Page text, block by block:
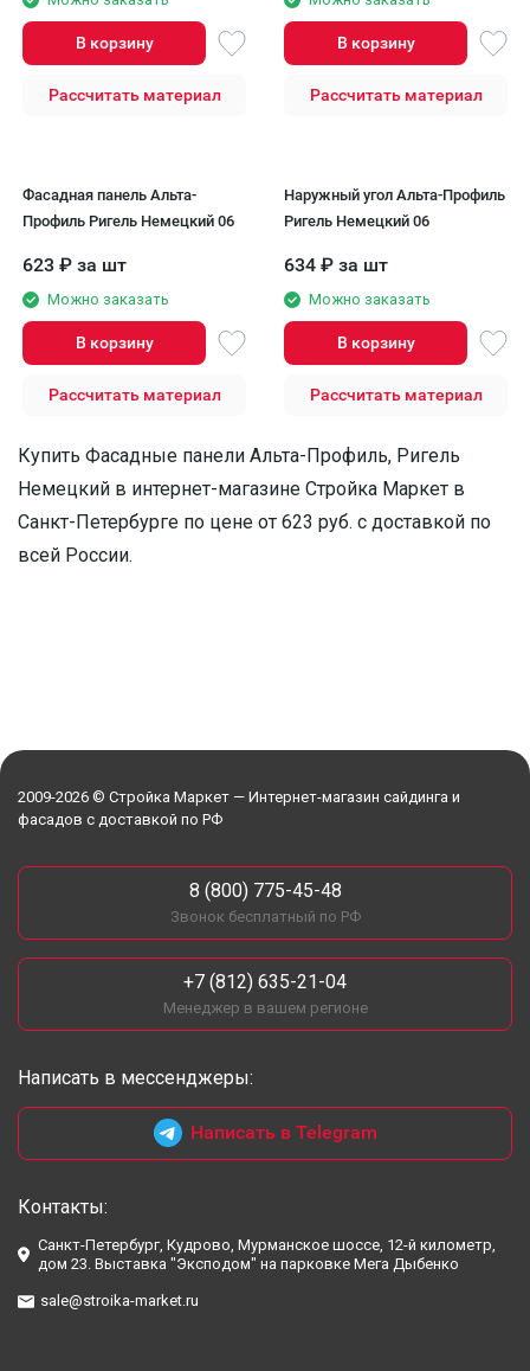
В корзину
Рассчитать материал
В корзину
Рассчитать материал
Фасадная панель Альта-
Профиль Ригель Немецкий 06
623 ₽ за шт
Можно заказать
В корзину
Рассчитать материал
Наружный угол Альта-Профиль
Ригель Немецкий 06
634 ₽ за шт
Можно заказать
В корзину
Рассчитать материал
Купить Фасадные панели Альта-Профиль, Ригель
Немецкий в интернет-магазине Стройка Маркет в
Санкт-Петербурге по цене от 623 руб. с доставкой по
всей России.
2009-2026 © Стройка Маркет — Интернет-магазин сайдинга и
фасадов с доставкой по РФ
8 (800) 775-45-48
Звонок бесплатный по РФ
+7 (812) 635-21-04
Менеджер в вашем регионе
Написать в мессенджеры:
Написать в Telegram
Контакты:
Санкт-Петербург, Кудрово, Мурманское шоссе, 12-й километр,
дом 23. Выставка "Эксподом" на парковке Мега Дыбенко
sale@stroika-market.ru